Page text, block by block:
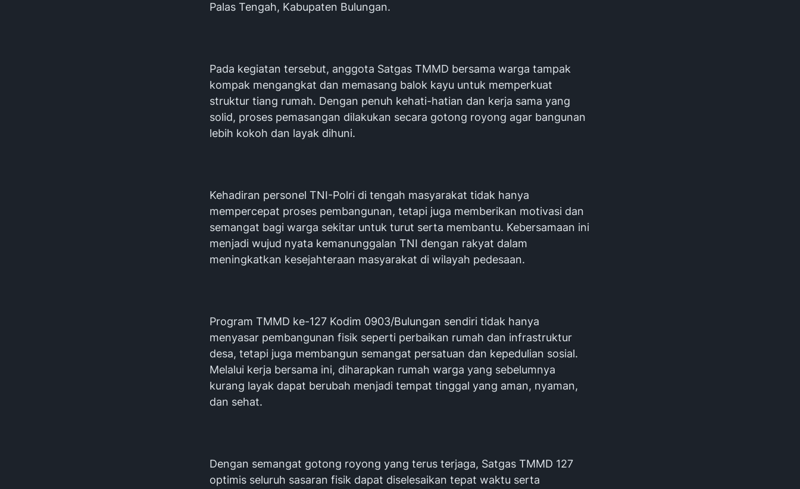
Palas Tengah, Kabupaten Bulungan.
Pada kegiatan tersebut, anggota Satgas TMMD bersama warga tampak
kompak mengangkat dan memasang balok kayu untuk memperkuat
struktur tiang rumah. Dengan penuh kehati-hatian dan kerja sama yang
solid, proses pemasangan dilakukan secara gotong royong agar bangunan
lebih kokoh dan layak dihuni.
Kehadiran personel TNI-Polri di tengah masyarakat tidak hanya
mempercepat proses pembangunan, tetapi juga memberikan motivasi dan
semangat bagi warga sekitar untuk turut serta membantu. Kebersamaan ini
menjadi wujud nyata kemanunggalan TNI dengan rakyat dalam
meningkatkan kesejahteraan masyarakat di wilayah pedesaan.
Program TMMD ke-127 Kodim 0903/Bulungan sendiri tidak hanya
menyasar pembangunan fisik seperti perbaikan rumah dan infrastruktur
desa, tetapi juga membangun semangat persatuan dan kepedulian sosial.
Melalui kerja bersama ini, diharapkan rumah warga yang sebelumnya
kurang layak dapat berubah menjadi tempat tinggal yang aman, nyaman,
dan sehat.
Dengan semangat gotong royong yang terus terjaga, Satgas TMMD 127
optimis seluruh sasaran fisik dapat diselesaikan tepat waktu serta